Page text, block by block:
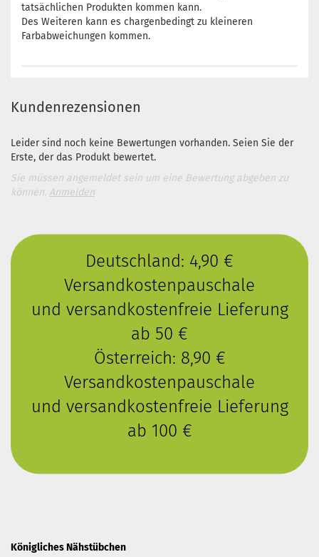
tatsächlichen Produkten kommen kann.
Des Weiteren kann es chargenbedingt zu kleineren
Farbabweichungen kommen.
Kundenrezensionen
Leider sind noch keine Bewertungen vorhanden. Seien Sie der
Erste, der das Produkt bewertet.
Sie müssen angemeldet sein um eine Bewertung abgeben zu
können. Anmelden
Deutschland: 4,90 €
Versandkostenpauschale
und versandkostenfreie Lieferung
ab 50 €
Österreich: 8,90 €
Versandkostenpauschale
und versandkostenfreie Lieferung
ab 100 €
Königliches Nähstübchen